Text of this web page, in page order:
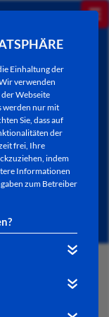
Einhaltung der
verwenden
Webseite
werden nur mit
Sie, dass auf
der
frei, Ihre
indem
Informationen
zum Betreiber